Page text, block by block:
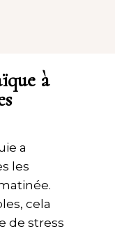
à
a
les
cela
de stress